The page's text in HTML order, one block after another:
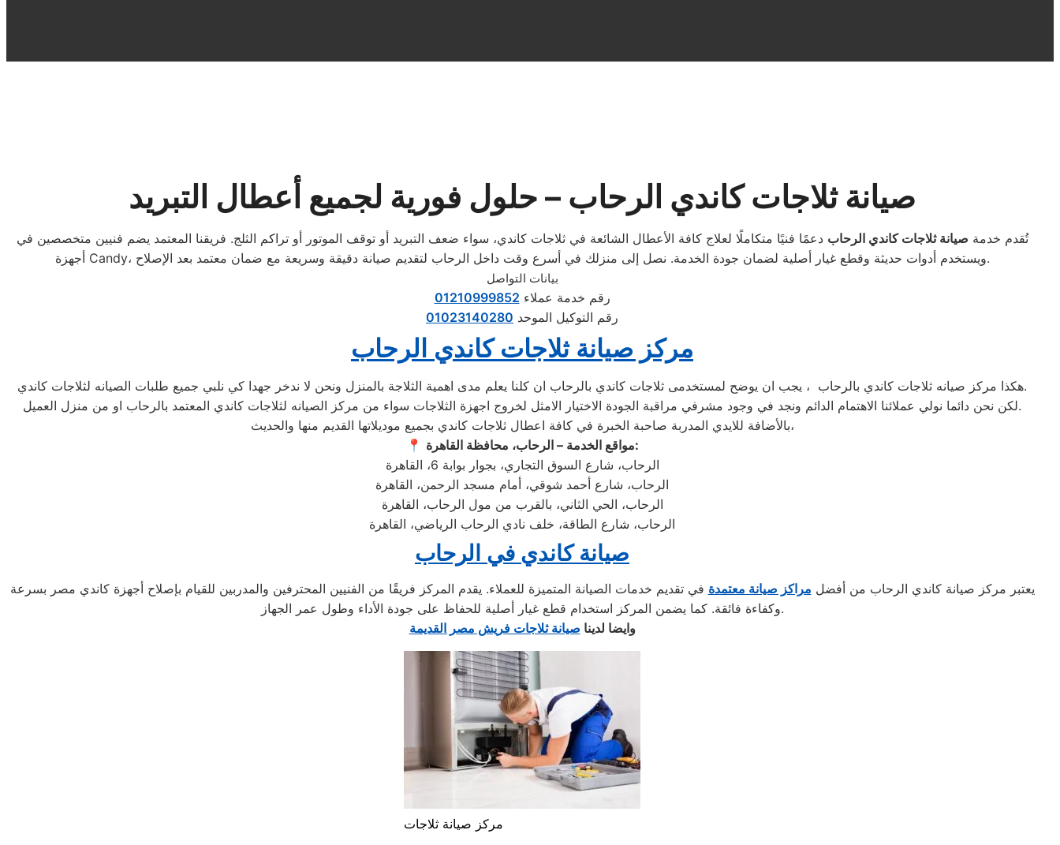
صيانة ثلاجات كاندي الرحاب – حلول فورية لجميع أعطال التبريد
تُقدم خدمة صيانة ثلاجات كاندي الرحاب دعمًا فنيًا متكاملًا لعلاج كافة الأعطال الشائعة في ثلاجات كاندي، سواء ضعف التبريد أو توقف الموتور أو تراكم الثلج. فريقنا المعتمد يضم فنيين متخصصين في
أجهزة Candy، ويستخدم أدوات حديثة وقطع غيار أصلية لضمان جودة الخدمة. نصل إلى منزلك في أسرع وقت داخل الرحاب لتقديم صيانة دقيقة وسريعة مع ضمان معتمد بعد الإصلاح.
بيانات التواصل
رقم خدمة عملاء 01210999852
رقم التوكيل الموحد 01023140280
مركز صيانة ثلاجات كاندي الرحاب
هكذا مركز صيانه ثلاجات كاندي بالرحاب ، يجب ان يوضح لمستخدمى ثلاجات كاندي بالرحاب ان كلنا يعلم مدى اهمية الثلاجة بالمنزل ونحن لا ندخر جهدا كي نلبي جميع طلبات الصيانه لثلاجات كاندي.
لكن نحن دائما نولي عملائنا الاهتمام الدائم ونجد في وجود مشرفي مراقبة الجودة الاختيار الامثل لخروج اجهزة الثلاجات سواء من مركز الصيانه لثلاجات كاندي المعتمد بالرحاب او من منزل العميل.
بالأضافة للايدي المدربة صاحبة الخبرة في كافة اعطال ثلاجات كاندي بجميع موديلاتها القديم منها والحديث،
📍
مواقع الخدمة – الرحاب، محافظة القاهرة:
الرحاب، شارع السوق التجاري، بجوار بوابة 6، القاهرة
الرحاب، شارع أحمد شوقي، أمام مسجد الرحمن، القاهرة
الرحاب، الحي الثاني، بالقرب من مول الرحاب، القاهرة
الرحاب، شارع الطاقة، خلف نادي الرحاب الرياضي، القاهرة
صيانة كاندي في الرحاب
يعتبر مركز صيانة كاندي الرحاب من أفضل مراكز صيانة معتمدة في تقديم خدمات الصيانة المتميزة للعملاء. يقدم المركز فريقًا من الفنيين المحترفين والمدربين للقيام بإصلاح أجهزة كاندي مصر بسرعة
وكفاءة فائقة. كما يضمن المركز استخدام قطع غيار أصلية للحفاظ على جودة الأداء وطول عمر الجهاز.
وايضا لدينا صيانة ثلاجات فريش مصر القديمة
مركز صيانة ثلاجات